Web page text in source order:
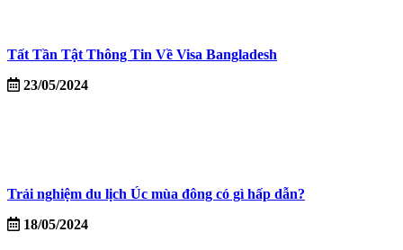
Tất Tần Tật Thông Tin Về Visa Bangladesh
23/05/2024
Trải nghiệm du lịch Úc mùa đông có gì hấp dẫn?
18/05/2024